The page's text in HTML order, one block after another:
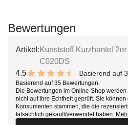
Bewertungen
Artikel: Kunststoff Kurzhantel
C020DS
4.5
9 out of 10 stars
Basierend auf
Basierend auf 35 Bewertungen.
Die Bewertungen im Online-Shop
nicht auf ihre Echtheit geprüft. Sie können
Konsumenten stammen, die die
tatsächlich gekauft/verwendet haben.